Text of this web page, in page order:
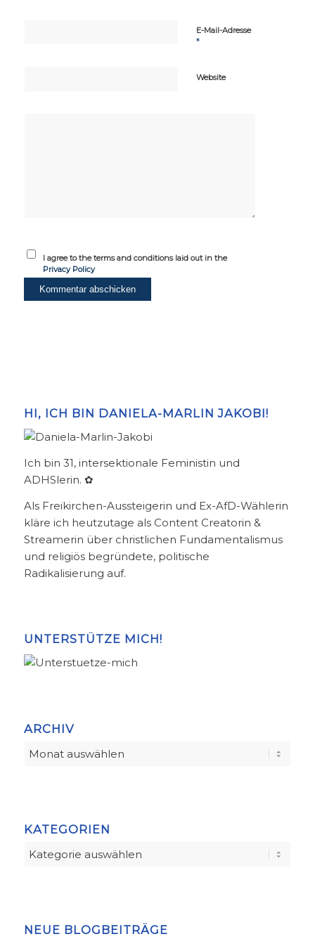
E-Mail-Adresse
*
Website
I agree to the terms and conditions laid out in the
Privacy Policy
HI, ICH BIN DANIELA-MARLIN JAKOBI!
Ich bin 31, intersektionale Feministin und
ADHSlerin. ✿
Als Freikirchen-Aussteigerin und Ex-AfD-Wählerin
kläre ich heutzutage als Content Creatorin &
Streamerin über christlichen Fundamentalismus
und religiös begründete, politische
Radikalisierung auf.
UNTERSTÜTZE MICH!
ARCHIV
KATEGORIEN
Kategorien
NEUE BLOGBEITRÄGE